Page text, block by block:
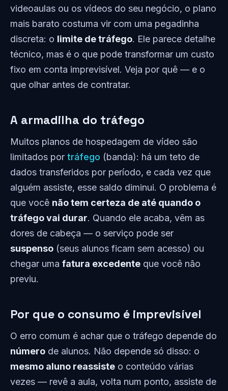
videoaulas ou os vídeos do seu negócio, o plano
mais barato costuma vir com uma pegadinha
discreta: o limite de tráfego. Ele parece detalhe
técnico, mas é o que pode transformar um custo
fixo em conta imprevisível. Veja por quê — e o
que olhar antes de contratar.
A armadilha do tráfego
Muitos planos de hospedagem de vídeo são
limitados por tráfego (banda): há um teto de
dados transferidos por período, e cada vez que
alguém assiste, esse saldo diminui. O problema é
que você não tem certeza de até quando o
tráfego vai durar. Quando ele acaba, vêm as
dores de cabeça — o serviço pode ser
suspenso (seus alunos ficam sem acesso) ou
chegar uma fatura excedente que você não
previu.
Por que o consumo é imprevisível
O erro comum é achar que o tráfego depende do
número de alunos. Não depende só disso: o
mesmo aluno reassiste o conteúdo várias
vezes — revê a aula, volta num ponto, assiste de